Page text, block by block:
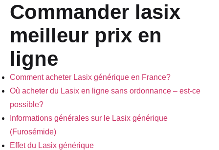
Commander lasix
meilleur prix en
ligne
Comment acheter Lasix générique en France?
Où acheter du Lasix en ligne sans ordonnance – est-ce
possible?
Informations générales sur le Lasix générique
(Furosémide)
Effet du Lasix générique